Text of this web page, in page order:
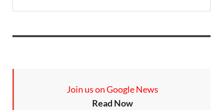
Join us on Google News
Read Now